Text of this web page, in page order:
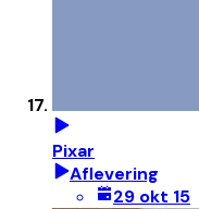
Pixar
Aflevering
29 okt 15